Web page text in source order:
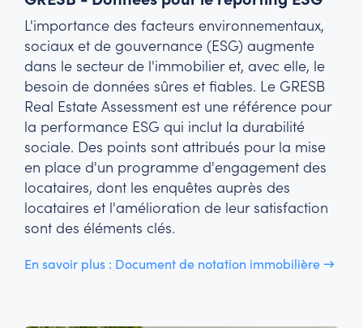
L'importance des facteurs environnementaux,
sociaux et de gouvernance (ESG) augmente
dans le secteur de l'immobilier et, avec elle, le
besoin de données sûres et fiables. Le GRESB
Real Estate Assessment est une référence pour
la performance ESG qui inclut la durabilité
sociale. Des points sont attribués pour la mise
en place d'un programme d'engagement des
locataires, dont les enquêtes auprès des
locataires et l'amélioration de leur satisfaction
sont des éléments clés.
En savoir plus : Document de notation immobilière →